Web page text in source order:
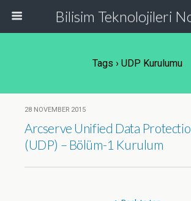
Bilisim Teknolojileri
Tags › UDP Kurulumu
28 NOVEMBER 2015
Arcserve Unified Data
(UDP) – Bölüm-1 Kurulum